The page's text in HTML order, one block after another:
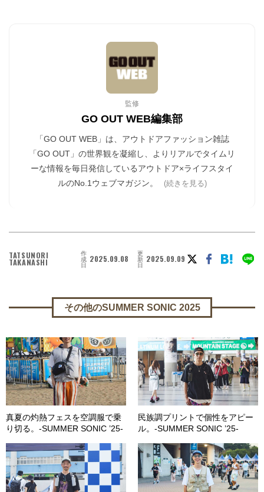
監修
GO OUT WEB編集部
「GO OUT WEB」は、アウトドアファッション雑誌
「GO OUT」の世界観を凝縮し、よりリアルでタイムリ
ーな情報を毎日発信しているアウトドア×ライフスタイ
ルのNo.1ウェブマガジン。
(続きを見る)
TATSUNORI
TAKANASHI
作
成
日
2025.09.08 更
新
日
2025.09.09
その他のSUMMER SONIC 2025
真夏の灼熱フェスを空調服で乗
り切る。-SUMMER SONIC ’25-
民族調プリントで個性をアピー
ル。-SUMMER SONIC ’25-